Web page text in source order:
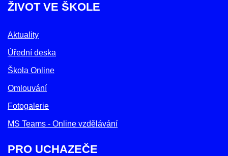
ŽIVOT VE ŠKOLE
Aktuality
Úřední deska
Škola Online
Omlouvání
Fotogalerie
MS Teams - Online vzdělávání
PRO UCHAZEČE